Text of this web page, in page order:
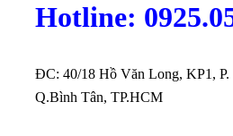
Hotline:
ĐC: 40/18 Hồ Văn Long, KP1,
Q.Bình Tân, TP.HCM